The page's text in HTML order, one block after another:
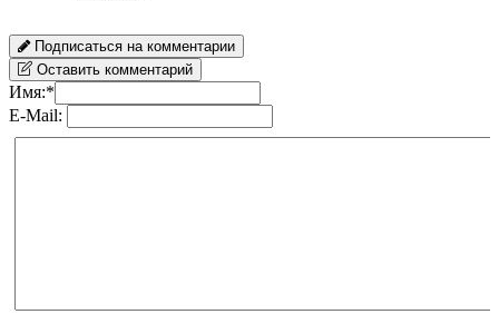
Подписаться на комментарии
Оставить комментарий
Имя:*
E-Mail: